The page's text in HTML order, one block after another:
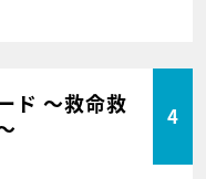
ド ～救命救
4